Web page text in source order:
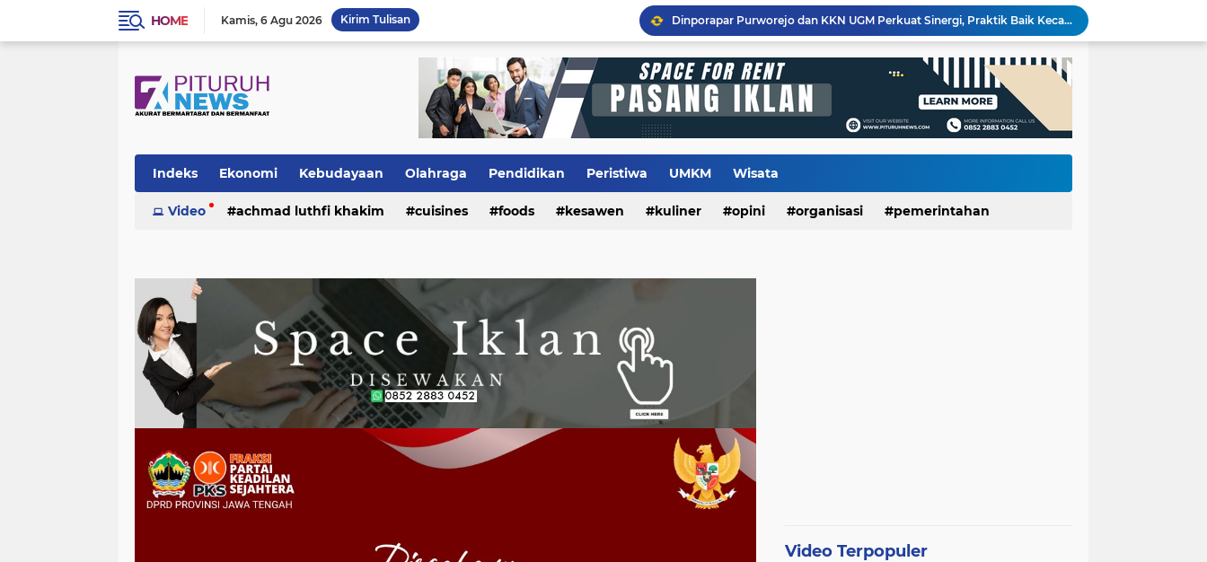
HOME Kamis 6 Agu 2026 Kirim Tulisan
Dinporapar Purworejo dan KKN UGM Perkuat Sinergi, Praktik Baik Kecamatan Berdaya Siap Direplikasi
Usia 7 Tahun, Javas Inderatma Wiguna Mantap Menjadi Dalang Cilik, Sang Ayah: Berawal dari Menonton Wayang di YouTube
Flashback Program PITULUNGAN Yuli–Dion: Sejauh Mana Realisasinya?
Expo HUT ke-61 Yonif 412/BES Purworejo 2026 Resmi Dibuka, Pererat Sinergi TNI dan Masyarakat Lewat Beragam Hiburan
Layanan Cathlab Resmi Beroperasi di RSUD dr Tjitrowardojo, Pasien Jantung Purworejo Kini Tak Perlu Jauh Berobat
Pemerintah Daerah dan Umat Kristiani Perkuat Semangat Toleransi Melalui Pembinaan Persekutuan Doa di Pituruh
Indeks Ekonomi Kebudayaan Olahraga Pendidikan Peristiwa UMKM Wisata
Video achmad luthfi khakim cuisines foods kesawen kuliner opini organisasi pemerintahan
Video Terpopuler